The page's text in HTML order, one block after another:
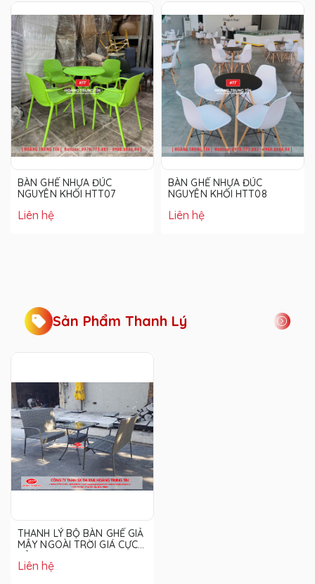
BÀN GHẾ NHỰA ĐÚC
NGUYÊN KHỐI HTT07
Liên hệ
BÀN GHẾ NHỰA ĐÚC
NGUYÊN KHỐI HTT08
Liên hệ
Sản Phẩm Thanh Lý
THANH LÝ BỘ BÀN GHẾ GIẢ
MÂY NGOÀI TRỜI GIÁ CỰC
RẺ
Liên hệ